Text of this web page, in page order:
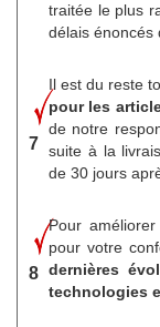
traitée le plus
délais énoncés
7
Il est du reste
pour les
de notre
suite à la
de 30 jours
8
Pour
pour votre
dernières
technologies